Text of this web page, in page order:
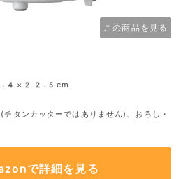
この商品を見る
タンカッターではありません)、おろし・
で詳細を見る